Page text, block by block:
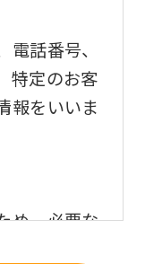
話番号、
特定のお客
報をいいま
め、必要な